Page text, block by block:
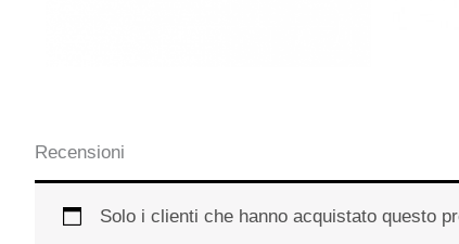
Recensioni
Solo i clienti che hanno acquistato questo